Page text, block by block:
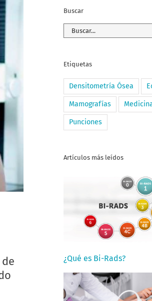
Buscar
Buscar:
Etiquetas
Densitometría Ósea
Mamografías
Punciones
Artículos más leídos
¿Qué es Bi-Rads?